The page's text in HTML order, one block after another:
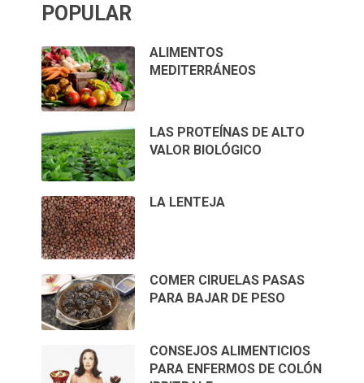
POPULAR
ALIMENTOS
MEDITERRÁNEOS
LAS PROTEÍNAS DE ALTO
VALOR BIOLÓGICO
LA LENTEJA
COMER CIRUELAS PASAS
PARA BAJAR DE PESO
CONSEJOS ALIMENTICIOS
PARA ENFERMOS DE COLÓN